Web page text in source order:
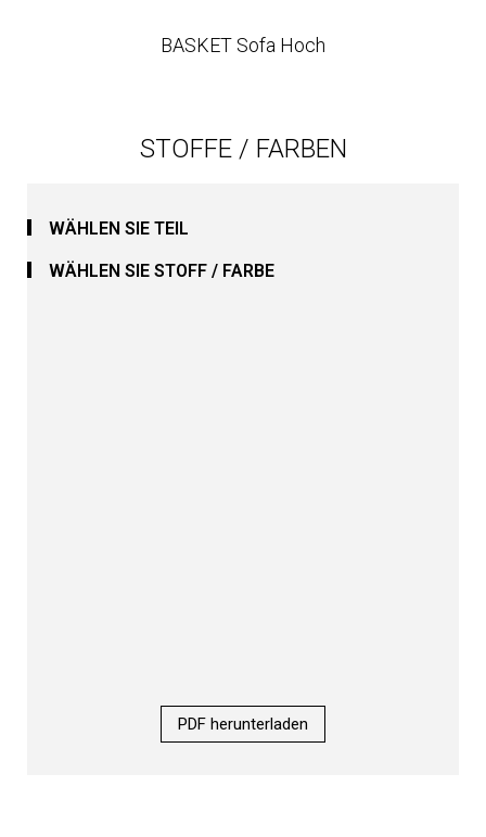
BASKET Sofa Hoch
STOFFE / FARBEN
WÄHLEN SIE TEIL
WÄHLEN SIE STOFF / FARBE
PDF herunterladen